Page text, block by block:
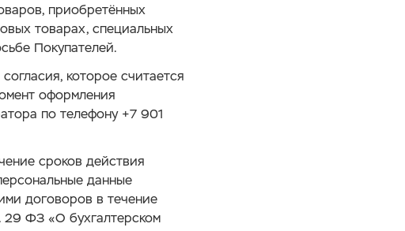
приобретённых
товарах, специальных
Покупателей.
которое считается
оформления
по телефону +7 901
сроков действия
данные
договоров в течение
29 ФЗ «О бухгалтерском